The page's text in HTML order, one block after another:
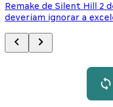
Remake de Silent Hill 2
deveriam ignorar a